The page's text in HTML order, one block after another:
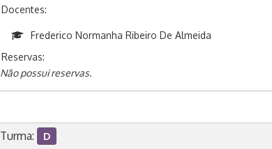
Docentes:
Frederico Normanha Ribeiro De Almeida
Reservas:
Não possui reservas.
Turma: D